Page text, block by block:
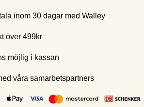
inom 30 dagar med Walley
över 499kr
möjlig i kassan
våra samarbetspartners